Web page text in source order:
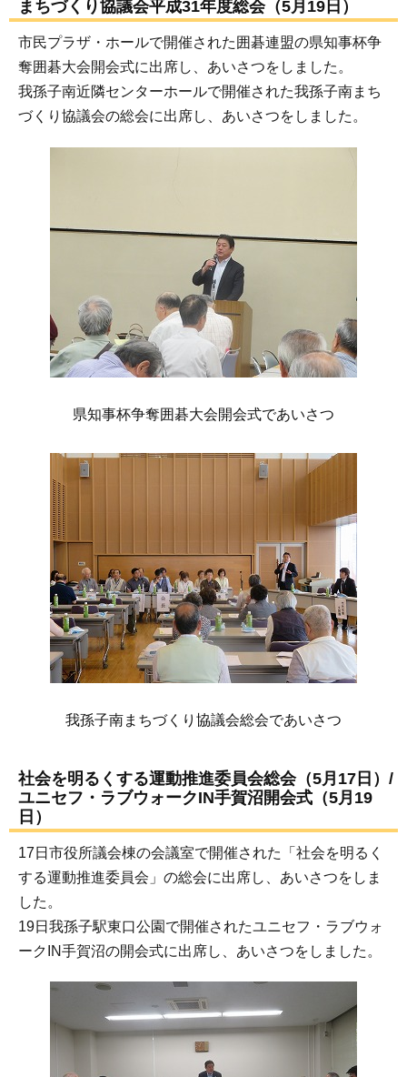
まちづくり協議会平成31年度総会（5月19日）
市民プラザ・ホールで開催された囲碁連盟の県知事杯争
奪囲碁大会開会式に出席し、あいさつをしました。
我孫子南近隣センターホールで開催された我孫子南まち
づくり協議会の総会に出席し、あいさつをしました。
県知事杯争奪囲碁大会開会式であいさつ
我孫子南まちづくり協議会総会であいさつ
社会を明るくする運動推進委員会総会（5月17日）/
ユニセフ・ラブウォークIN手賀沼開会式（5月19
日）
17日市役所議会棟の会議室で開催された「社会を明るく
する運動推進委員会」の総会に出席し、あいさつをしま
した。
19日我孫子駅東口公園で開催されたユニセフ・ラブウォ
ークIN手賀沼の開会式に出席し、あいさつをしました。